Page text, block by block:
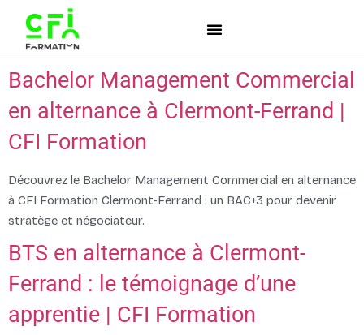
Bachelor Management Commercial
en alternance à Clermont-Ferrand |
CFI Formation
Découvrez le Bachelor Management Commercial en alternance
à CFI Formation Clermont-Ferrand : un BAC+3 pour devenir
stratège et négociateur.
BTS en alternance à Clermont-
Ferrand : le témoignage d’une
apprentie | CFI Formation